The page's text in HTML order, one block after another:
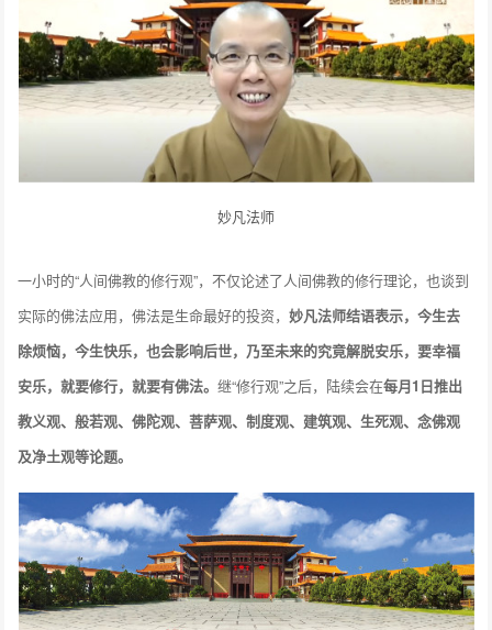
妙凡法师
一小时的“人间佛教的修行观”，不仅论述了人间佛教的修行理论，也谈到
实际的佛法应用，佛法是生命最好的投资，妙凡法师结语表示，今生去
除烦恼，今生快乐，也会影响后世，乃至未来的究竟解脱安乐，要幸福
安乐，就要修行，就要有佛法。继“修行观”之后，陆续会在每月1日推出
教义观、般若观、佛陀观、菩萨观、制度观、建筑观、生死观、念佛观
及净土观等论题。